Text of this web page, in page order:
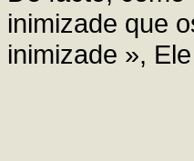
inimizade que
inimizade »,